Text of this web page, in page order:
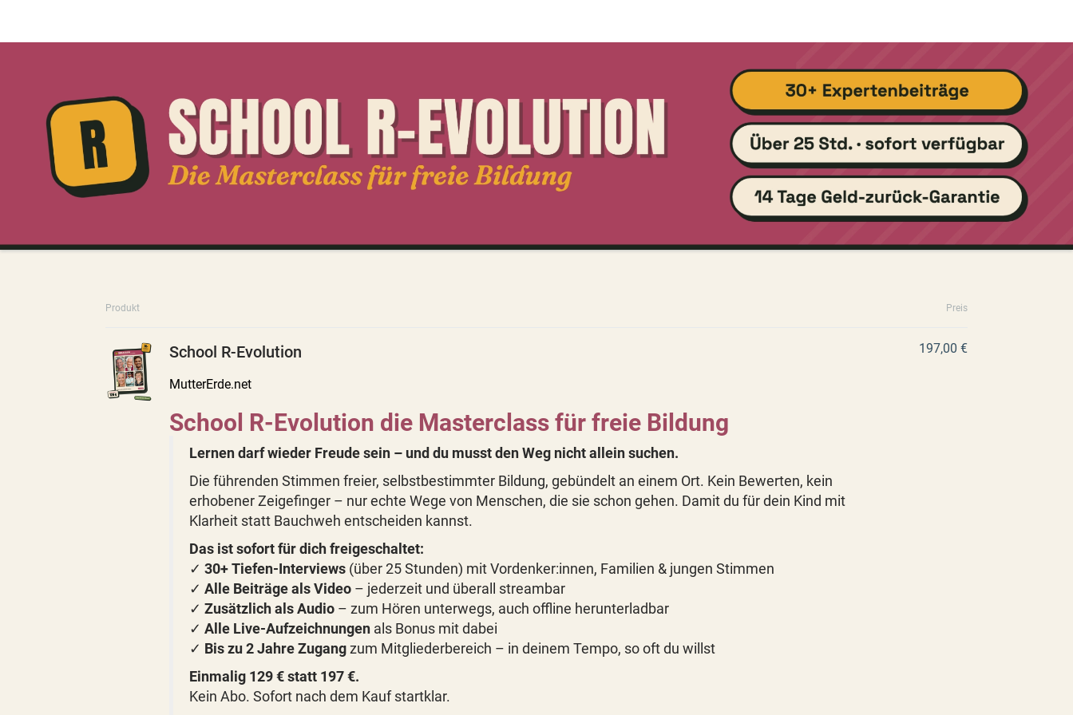
Produkt Preis
School R-Evolution
MutterErde.net
School R-Evolution die Masterclass für freie Bildung
Lernen darf wieder Freude sein – und du musst den Weg nicht allein suchen.
Die führenden Stimmen freier, selbstbestimmter Bildung, gebündelt an einem Ort. Kein Bewerten, kein
erhobener Zeigefinger – nur echte Wege von Menschen, die sie schon gehen. Damit du für dein Kind mit
Klarheit statt Bauchweh entscheiden kannst.
Das ist sofort für dich freigeschaltet:
✓ 30+ Tiefen-Interviews (über 25 Stunden) mit Vordenker:innen, Familien & jungen Stimmen
✓ Alle Beiträge als Video – jederzeit und überall streambar
✓ Zusätzlich als Audio – zum Hören unterwegs, auch offline herunterladbar
✓ Alle Live-Aufzeichnungen als Bonus mit dabei
✓ Bis zu 2 Jahre Zugang zum Mitgliederbereich – in deinem Tempo, so oft du willst
Einmalig 129 € statt 197 €.
Kein Abo. Sofort nach dem Kauf startklar.
197,00 €